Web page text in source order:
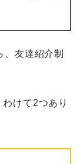
友達紹介制
けて2つあり